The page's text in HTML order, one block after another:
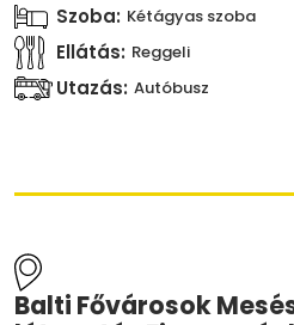
Szoba: Kétágyas szoba
Ellátás: Reggeli
Utazás: Autóbusz
Balti Fővárosok